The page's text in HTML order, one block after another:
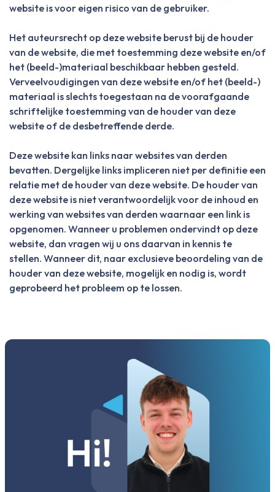
website is voor eigen risico van de gebruiker.
Het auteursrecht op deze website berust bij de houder
van de website, die met toestemming deze website en/of
het (beeld-)materiaal beschikbaar hebben gesteld.
Verveelvoudigingen van deze website en/of het (beeld-)
materiaal is slechts toegestaan na de voorafgaande
schriftelijke toestemming van de houder van deze
website of de desbetreffende derde.
Deze website kan links naar websites van derden
bevatten. Dergelijke links impliceren niet per definitie een
relatie met de houder van deze website. De houder van
deze website is niet verantwoordelijk voor de inhoud en
werking van websites van derden waarnaar een link is
opgenomen. Wanneer u problemen ondervindt op deze
website, dan vragen wij u ons daarvan in kennis te
stellen. Wanneer dit, naar exclusieve beoordeling van de
houder van deze website, mogelijk en nodig is, wordt
geprobeerd het probleem op te lossen.